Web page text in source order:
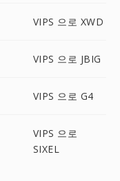
VIPS 으로 XWD
VIPS 으로 JBIG
VIPS 으로 G4
VIPS 으로
SIXEL